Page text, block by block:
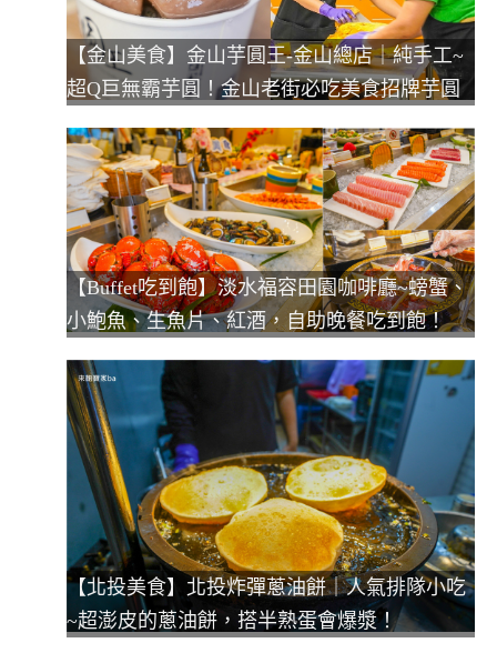
【金山美食】金山芋圓王-金山總店｜純手工~
超Q巨無霸芋圓！金山老街必吃美食招牌芋圓
【Buffet吃到飽】淡水福容田園咖啡廳~螃蟹、
小鮑魚、生魚片、紅酒，自助晚餐吃到飽！
【北投美食】北投炸彈蔥油餅｜人氣排隊小吃
~超澎皮的蔥油餅，搭半熟蛋會爆漿！